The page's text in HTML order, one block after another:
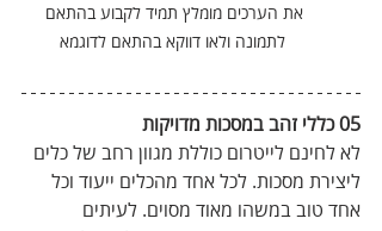
את הערכים מומלץ תמיד לקבוע בהתאם
לתמונה ולאו דווקא בהתאם לדוגמא
05 כללי זהב במסכות מדויקות
לא לחינם לייטרום כוללת מגוון רחב של כלים
ליצירת מסכות. לכל אחד מהכלים ייעוד וכל
אחד טוב במשהו מאוד מסוים. לעיתים